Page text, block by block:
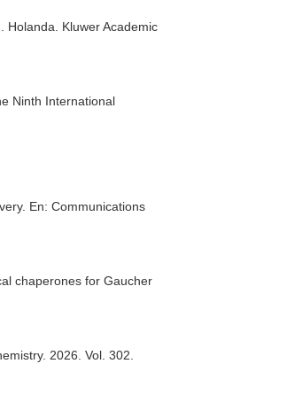
. Holanda. Kluwer Academic
Ninth International
En: Communications
chaperones for Gaucher
. 2026. Vol. 302.